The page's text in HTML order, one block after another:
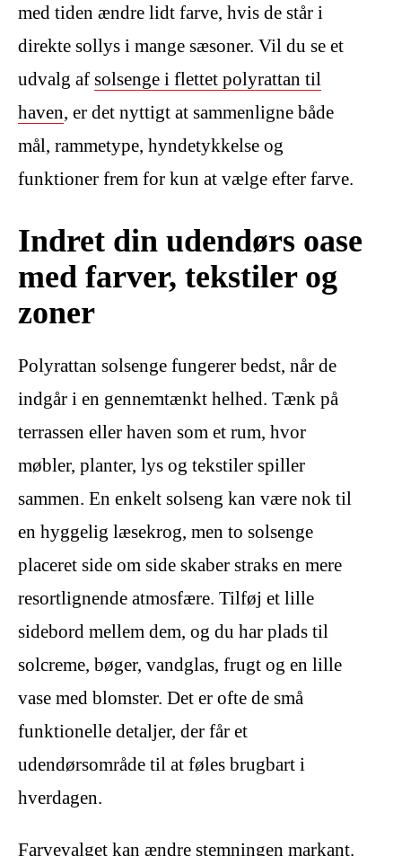
med tiden ændre lidt farve, hvis de står i
direkte sollys i mange sæsoner. Vil du se et
udvalg af solsenge i flettet polyrattan til
haven, er det nyttigt at sammenligne både
mål, rammetype, hyndetykkelse og
funktioner frem for kun at vælge efter farve.
Indret din udendørs oase
med farver, tekstiler og
zoner
Polyrattan solsenge fungerer bedst, når de
indgår i en gennemtænkt helhed. Tænk på
terrassen eller haven som et rum, hvor
møbler, planter, lys og tekstiler spiller
sammen. En enkelt solseng kan være nok til
en hyggelig læsekrog, men to solsenge
placeret side om side skaber straks en mere
resortlignende atmosfære. Tilføj et lille
sidebord mellem dem, og du har plads til
solcreme, bøger, vandglas, frugt og en lille
vase med blomster. Det er ofte de små
funktionelle detaljer, der får et
udendørsområde til at føles brugbart i
hverdagen.
Farvevalget kan ændre stemningen markant.